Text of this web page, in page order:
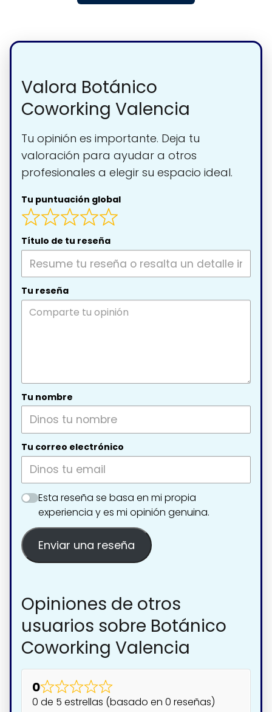
Valora Botánico
Coworking Valencia
Tu opinión es importante. Deja tu
valoración para ayudar a otros
profesionales a elegir su espacio ideal.
Tu puntuación global
Título de tu reseña
Tu reseña
Tu nombre
Tu correo electrónico
Esta reseña se basa en mi propia
experiencia y es mi opinión genuina.
Enviar una reseña
Opiniones de otros
usuarios sobre Botánico
Coworking Valencia
0
0 de 5 estrellas (basado en 0 reseñas)